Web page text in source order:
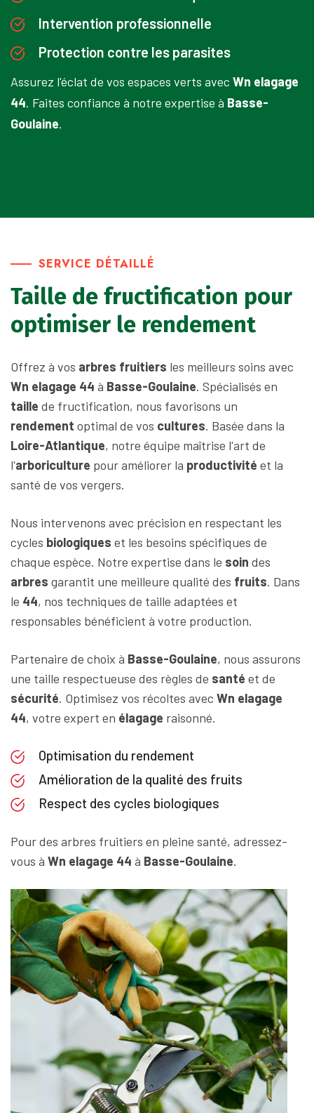
Intervention professionnelle
Protection contre les parasites
Assurez l'éclat de vos espaces verts avec Wn elagage
44. Faites confiance à notre expertise à Basse-
Goulaine.
SERVICE DÉTAILLÉ
Taille de fructification pour
optimiser le rendement
Offrez à vos arbres fruitiers les meilleurs soins avec
Wn elagage 44 à Basse-Goulaine. Spécialisés en
taille de fructification, nous favorisons un
rendement optimal de vos cultures. Basée dans la
Loire-Atlantique, notre équipe maîtrise l'art de
l'arboriculture pour améliorer la productivité et la
santé de vos vergers.
Nous intervenons avec précision en respectant les
cycles biologiques et les besoins spécifiques de
chaque espèce. Notre expertise dans le soin des
arbres garantit une meilleure qualité des fruits. Dans
le 44, nos techniques de taille adaptées et
responsables bénéficient à votre production.
Partenaire de choix à Basse-Goulaine, nous assurons
une taille respectueuse des règles de santé et de
sécurité. Optimisez vos récoltes avec Wn elagage
44, votre expert en élagage raisonné.
Optimisation du rendement
Amélioration de la qualité des fruits
Respect des cycles biologiques
Pour des arbres fruitiers en pleine santé, adressez-
vous à Wn elagage 44 à Basse-Goulaine.